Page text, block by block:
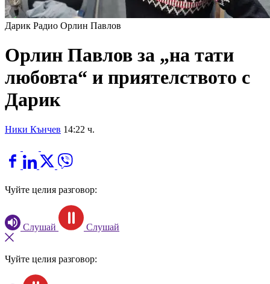
Дарик Радио Орлин Павлов
Орлин Павлов за „на тати
любовта“ и приятелството с
Дарик
Ники Кънчев 14:22 ч.
Чуйте целия разговор:
Слушай Слушай
Чуйте целия разговор: